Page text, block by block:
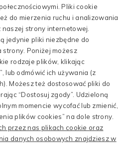
Pliki cookie
do mierzenia ruchu i analizowania
strony internetowej.
jedynie pliki niezbędne do
strony. Poniżej możesz
rodzaje plików, klikając
lub odmówić ich używania (z
Możesz też dostosować pliki do
“Dostosuj zgody”. Udzieloną
momencie wycofać lub zmienić,
plików cookies” na dole strony.
przez nas plikach cookie oraz
danych osobowych znajdziesz w